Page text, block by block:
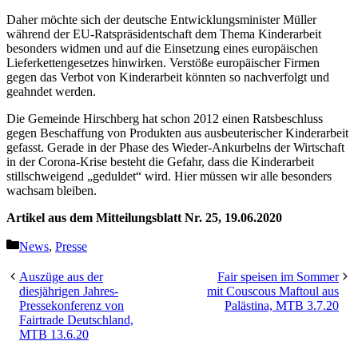
Daher möchte sich der deutsche Entwicklungsminister Müller
während der EU-Ratspräsidentschaft dem Thema Kinderarbeit
besonders widmen und auf die Einsetzung eines europäischen
Lieferkettengesetzes hinwirken. Verstöße europäischer Firmen
gegen das Verbot von Kinderarbeit könnten so nachverfolgt und
geahndet werden.
Die Gemeinde Hirschberg hat schon 2012 einen Ratsbeschluss
gegen Beschaffung von Produkten aus ausbeuterischer Kinderarbeit
gefasst. Gerade in der Phase des Wieder-Ankurbelns der Wirtschaft
in der Corona-Krise besteht die Gefahr, dass die Kinderarbeit
stillschweigend „geduldet“ wird. Hier müssen wir alle besonders
wachsam bleiben.
Artikel aus dem Mitteilungsblatt Nr. 25, 19.06.2020
Kategorien
News, Presse
Auszüge aus der
diesjährigen Jahres-
Pressekonferenz von
Fairtrade Deutschland,
MTB 13.6.20
Fair speisen im Sommer
mit Couscous Maftoul aus
Palästina, MTB 3.7.20